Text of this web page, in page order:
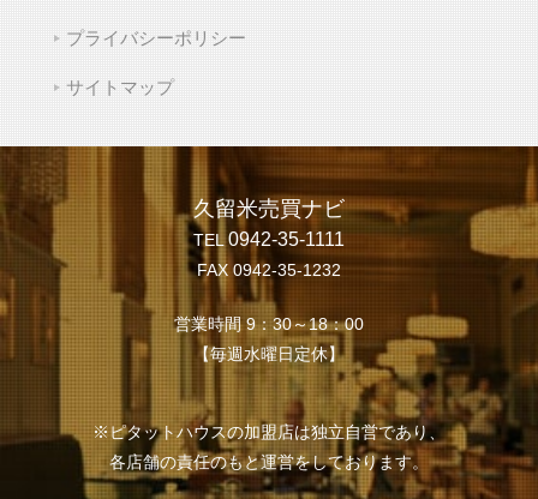
プライバシーポリシー
サイトマップ
久留米売買ナビ
TEL 0942-35-1111
FAX 0942-35-1232
営業時間 9：30～18：00
【毎週水曜日定休】
※ピタットハウスの加盟店は独立自営であり、
各店舗の責任のもと運営をしております。